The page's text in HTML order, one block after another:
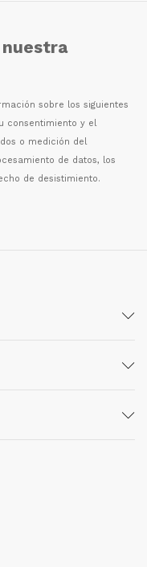
nuestra
ón sobre los siguientes
consentimiento y el
o medición del
de datos, los
de desistimiento.